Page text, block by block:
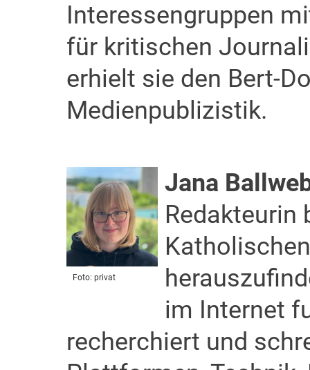
Interessengruppen
für kritischen
erhielt sie den Bert-
Medienpublizistik.
Foto: privat
Jana
Redakteurin
im Internet
recherchiert und